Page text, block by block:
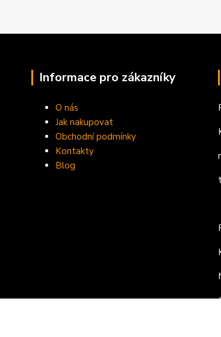
Informace pro zákazníky
O nás
Jak nakupovat
Obchodní podmínky
Kontakty
Blog